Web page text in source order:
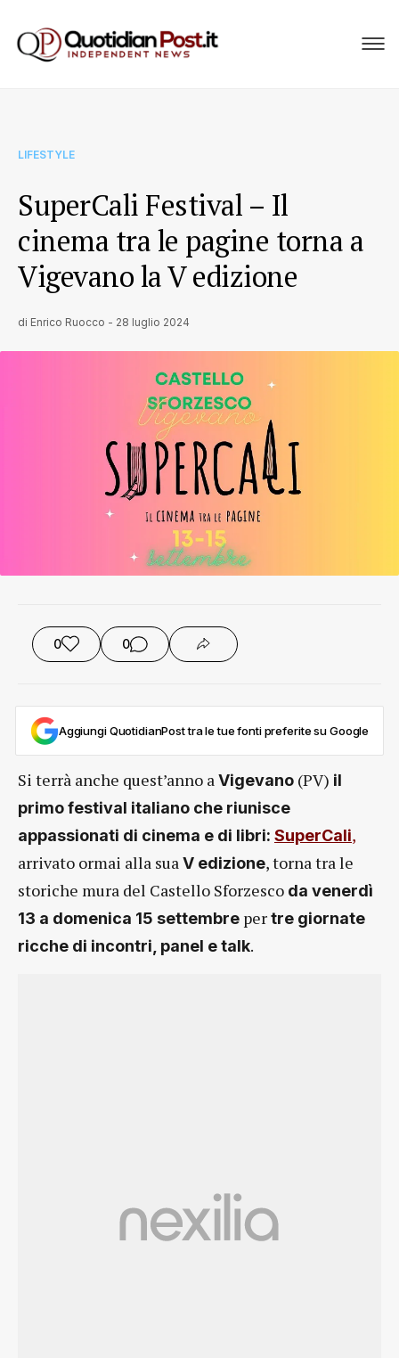
LIFESTYLE
SuperCali Festival – Il
cinema tra le pagine torna a
Vigevano la V edizione
di Enrico Ruocco - 28 luglio 2024
0 0
Aggiungi QuotidianPost tra le tue fonti preferite su Google
Si terrà anche quest’anno aVigevano (PV) il
primo festival italiano che riunisce
appassionati di cinema e di libri: SuperCali,
arrivato ormai alla suaV edizione, torna tra le
storiche mura del Castello Sforzesco da venerdì
13 a domenica 15 settembre pertre giornate
ricche di incontri, panel e talk.